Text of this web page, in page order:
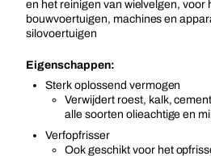
en het reinigen van wielvelgen, voor
bouwvoertuigen, machines en
silovoertuigen
Eigenschappen:
Sterk oplossend vermogen
Verwijdert roest, kalk,
alle soorten olieachtige en
Verfopfrisser
Ook geschikt voor het